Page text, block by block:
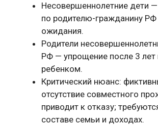
Несовершеннолетние дети
по родителю-гражданину РФ
ожидания.
Родители
РФ — упрощение после 3 лет
ребенком.
Критический нюанс:
отсутствие совместного
приводит к отказу;
составе семьи и доходах.